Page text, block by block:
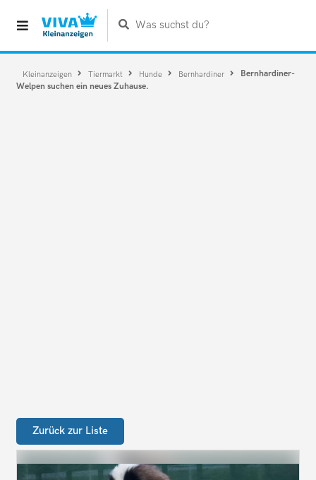
Was suchst du?
Kleinanzeigen Tiermarkt Hunde Bernhardiner
Bernhardiner-
Welpen suchen ein neues Zuhause.
Zurück zur Liste